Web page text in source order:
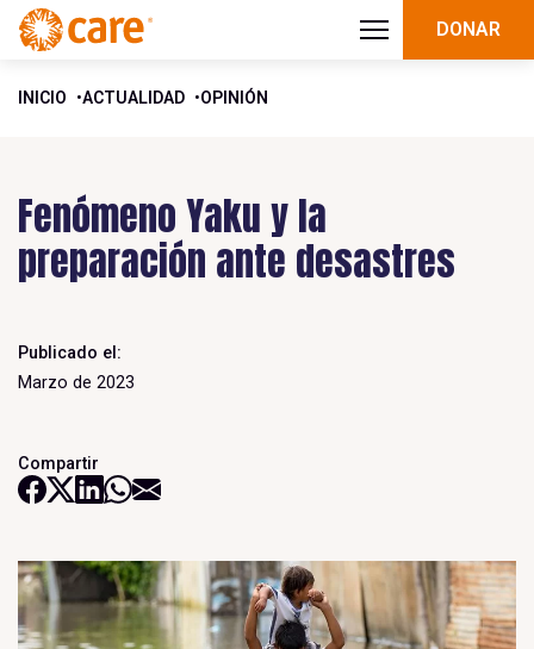
DONAR
INICIO ACTUALIDAD OPINIÓN
Fenómeno Yaku y la
preparación ante desastres
Publicado el:
Marzo de 2023
Compartir